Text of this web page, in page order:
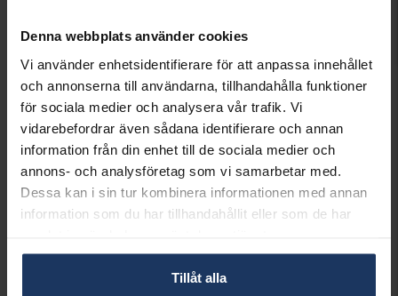
Denna webbplats använder cookies
Vi använder enhetsidentifierare för att anpassa innehållet
och annonserna till användarna, tillhandahålla funktioner
för sociala medier och analysera vår trafik. Vi
vidarebefordrar även sådana identifierare och annan
information från din enhet till de sociala medier och
annons- och analysföretag som vi samarbetar med.
Dessa kan i sin tur kombinera informationen med annan
information som du har tillhandahållit eller som de har
Tillåt alla
Lagervara.
Leveranstid 2-5 arbetsdagar.
Öppet köp i 30 dagar vid onlineköp.
INFO
LÄNGD CA (CM)
20.2
VARUMÄRKE
Gense
MODELL
716801
MATERIAL
Äkta silver
Andra köpte även